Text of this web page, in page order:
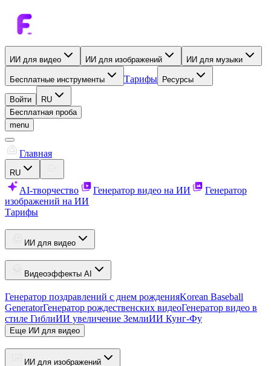
ИИ для видео ИИ для изображений ИИ для музыки
Бесплатные инструменты Тарифы Ресурсы
Войти
RU
Бесплатная проба
menu
Главная
RU
AI-творчество Генератор видео на ИИ
Генератор
изображений на ИИ
Тарифы
ИИ для видео
Видеоэффекты AI
Генератор поздравлений с днем рожденияKorean Baseball
GeneratorГенератор рождественских видеоГенератор видео в
стиле ГиблиИИ увеличение ЗемлиИИ Кунг-Фу
Еще ИИ для видео
ИИ для изображений